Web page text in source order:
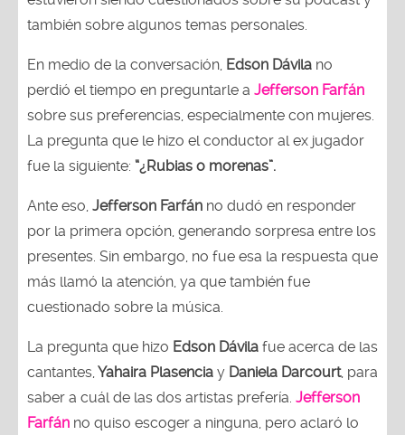
también sobre algunos temas personales.
En medio de la conversación, Edson Dávila no
perdió el tiempo en preguntarle a Jefferson Farfán
sobre sus preferencias, especialmente con mujeres.
La pregunta que le hizo el conductor al ex jugador
fue la siguiente: “¿Rubias o morenas”.
Ante eso, Jefferson Farfán no dudó en responder
por la primera opción, generando sorpresa entre los
presentes. Sin embargo, no fue esa la respuesta que
más llamó la atención, ya que también fue
cuestionado sobre la música.
La pregunta que hizo Edson Dávila fue acerca de las
cantantes, Yahaira Plasencia y Daniela Darcourt, para
saber a cuál de las dos artistas prefería. Jefferson
Farfán no quiso escoger a ninguna, pero aclaró lo